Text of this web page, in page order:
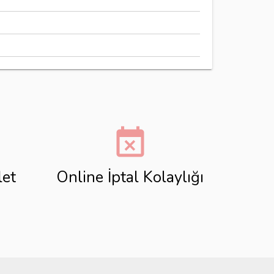
event_busy
Online İptal Kolaylığı